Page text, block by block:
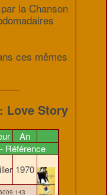
la Chanson
ces mêmes
Love Story
An
Référence
1970